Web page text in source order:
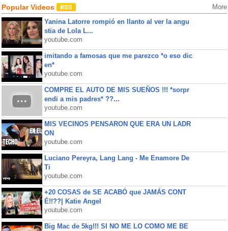
Popular Videos More
Yanina Latorre rompió en llanto al ver la angu
stia de Lola L...
youtube.com
imitando a famosas que me parezco *o eso dic
en*
youtube.com
COMPRE EL AUTO DE MIS SUEÑOS !!! *sorpr
endi a mis padres* ??...
youtube.com
MIS VECINOS PENSARON QUE ERA UN LADR
ON
youtube.com
Luciano Pereyra, Lang Lang - Me Enamore De
Ti
youtube.com
+20 COSAS de SE ACABÓ que JAMÁS CONT
É!!??| Katie Angel
youtube.com
Big Mac de 5kg!!! SI NO ME LO COMO ME BE